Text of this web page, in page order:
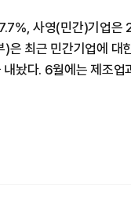
사영(민간)기업은
은 최근 민간기업에 대
놨다. 6월에는 제조업